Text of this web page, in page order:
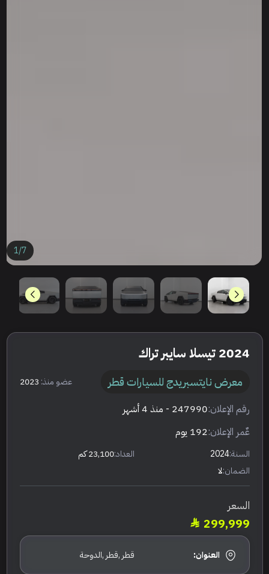
1/7
2024 تيسلا سايبر تراك
معرض نايتسبريدج للسيارات قطر عضو منذ: 2023
رقم الإعلان:247990 - منذ 4 أشهر
عٌمر الإعلان:192 يوم
السنة:2024 العداد:23,100 كم
الضمان:لا
السعر
299,999
العنوان: قطر ,قطر ,الدوحة